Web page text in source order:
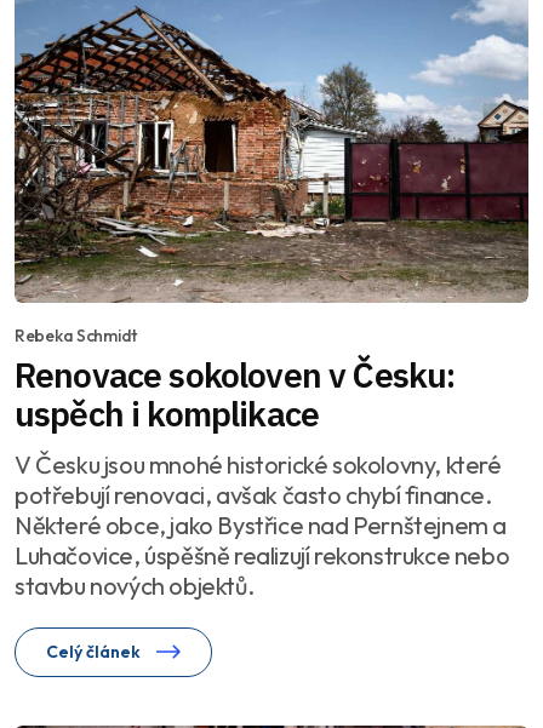
Rebeka Schmidt
Renovace sokoloven v Česku:
uspěch i komplikace
V Česku jsou mnohé historické sokolovny, které
potřebují renovaci, avšak často chybí finance.
Některé obce, jako Bystřice nad Pernštejnem a
Luhačovice, úspěšně realizují rekonstrukce nebo
stavbu nových objektů.
Celý článek